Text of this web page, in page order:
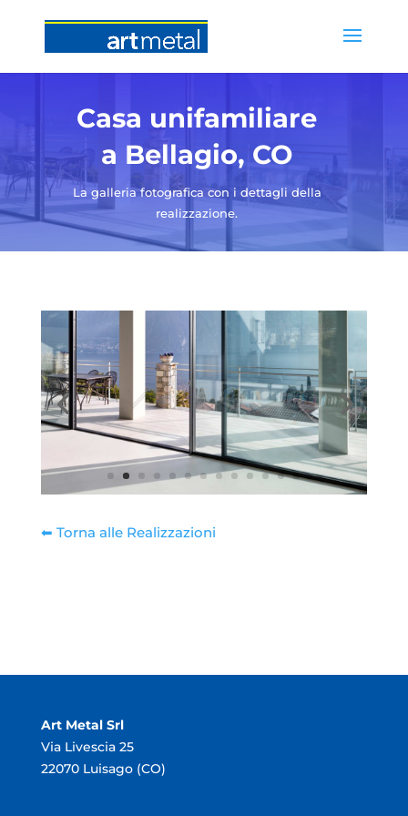
Casa unifamiliare
a Bellagio, CO
La galleria fotografica con i dettagli della
realizzazione.
⬅︎ Torna alle Realizzazioni
Art Metal Srl
Via Livescia 25
22070 Luisago (CO)